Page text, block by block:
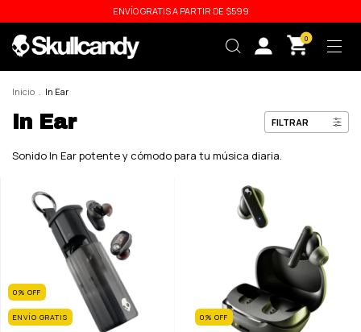
ENVÍO GRATIS A PARTIR DE $599
0
Inicio . In Ear
In Ear FILTRAR
Sonido In Ear potente y cómodo para tu música diaria.
0% OFF
ENVÍO GRATIS 0% OFF